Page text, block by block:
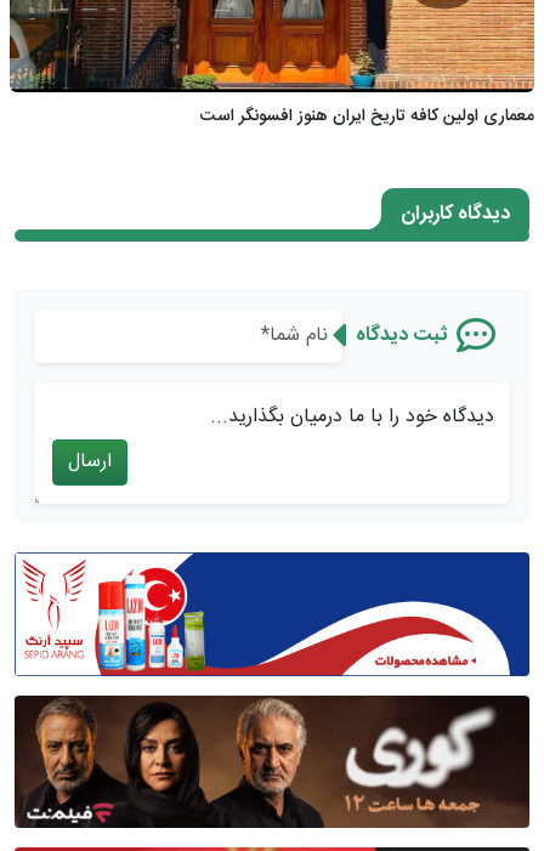
معماری اولین کافه تاریخ ایران هنوز افسونگر است
دیدگاه کاربران
ثبت دیدگاه
دیدگاه خود را با ما درمیان بگذارید...
ارسال